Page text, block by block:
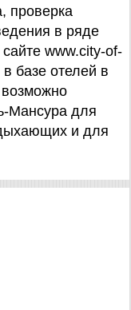
проверка
в ряде
www.city-of-
базе отелей в
Мансура для
и для